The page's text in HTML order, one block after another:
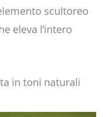
scultoreo
eleva l’intero
in toni naturali